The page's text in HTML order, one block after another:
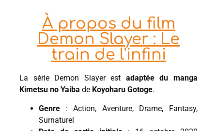
À propos du film
Demon Slayer : Le
train de l'infini
La série Demon Slayer est adaptée du manga
Kimetsu no Yaiba de Koyoharu Gotoge.
Genre : Action, Aventure, Drame, Fantasy,
Surnaturel